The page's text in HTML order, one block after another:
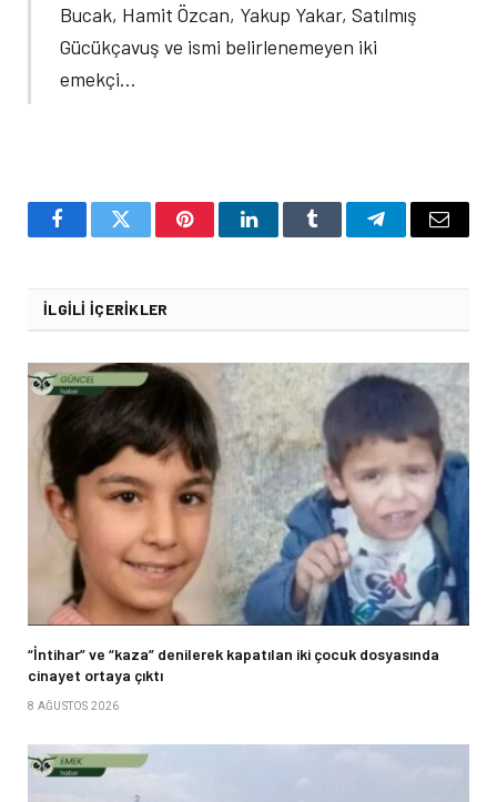
Bucak, Hamit Özcan, Yakup Yakar, Satılmış
Gücükçavuş ve ismi belirlenemeyen iki
emekçi…
FacebookTwitter PinterestLinkedInTumblr TelegramEmail
İLGILI İÇERIKLER
“İntihar” ve “kaza” denilerek kapatılan iki çocuk dosyasında
cinayet ortaya çıktı
8 AĞUSTOS 2026